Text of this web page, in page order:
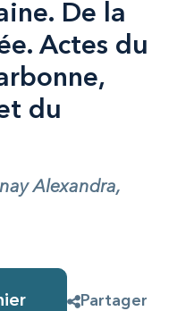
De la
Actes du
du
Alexandra,
Partager